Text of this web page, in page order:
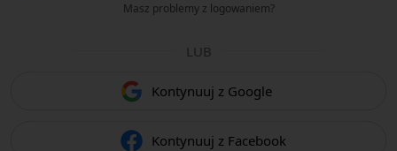
Masz problemy z logowaniem?
LUB
Kontynuuj z Google
Kontynuuj z Facebook